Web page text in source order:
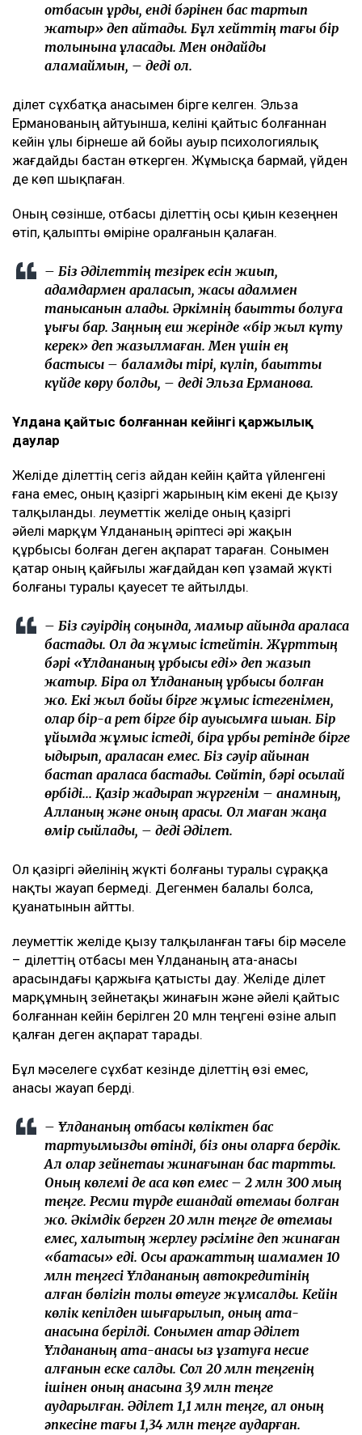
отбасын құрды, енді бәрінен бас тартып
жатыр» деп айтады. Бұл хейттің тағы бір
толқынына ұласады. Мен ондайды
қаламаймын, – деді ол.
Әділет сұхбатқа анасымен бірге келген. Эльза
Ерманованың айтуынша, келіні қайтыс болғаннан
кейін ұлы бірнеше ай бойы ауыр психологиялық
жағдайды бастан өткерген. Жұмысқа бармай, үйден
де көп шықпаған.
Оның сөзінше, отбасы Әділеттің осы қиын кезеңнен
өтіп, қалыпты өміріне оралғанын қалаған.
– Біз Әділеттің тезірек есін жиып,
адамдармен араласып, жақсы адаммен
танысқанын қаладық. Әркімнің бақытты болуға
құқығы бар. Заңның еш жерінде «бір жыл күту
керек» деп жазылмаған. Мен үшін ең
бастысы – баламды тірі, күліп, бақытты
күйде көру болды, – деді Эльза Ерманова.
Ұлдана қайтыс болғаннан кейінгі қаржылық
даулар
Желіде Әділеттің сегіз айдан кейін қайта үйленгені
ғана емес, оның қазіргі жарының кім екені де қызу
талқыланды. Әлеуметтік желіде оның қазіргі
әйелі марқұм Ұлдананың әріптесі әрі жақын
құрбысы болған деген ақпарат тараған. Сонымен
қатар оның қайғылы жағдайдан көп ұзамай жүкті
болғаны туралы қауесет те айтылды.
– Біз сәуірдің соңында, мамыр айында араласа
бастадық. Ол да жұмыс істейтін. Жұрттың
бәрі «Ұлдананың құрбысы еді» деп жазып
жатыр. Бірақ ол Ұлдананың құрбысы болған
жоқ. Екі жыл бойы бірге жұмыс істегенімен,
олар бір-ақ рет бірге бір ауысымға шыққан. Бір
ұйымда жұмыс істеді, бірақ құрбы ретінде бірге
қыдырып, араласқан емес. Біз сәуір айынан
бастап араласа бастадық. Сөйтіп, бәрі осылай
өрбіді... Қазір жадырап жүргенім – анамның,
Алланың және оның арқасы. Ол маған жаңа
өмір сыйлады, – деді Әділет.
Ол қазіргі әйелінің жүкті болғаны туралы сұраққа
нақты жауап бермеді. Дегенмен балалы болса,
қуанатынын айтты.
Әлеуметтік желіде қызу талқыланған тағы бір мәселе
– Әділеттің отбасы мен Ұлдананың ата-анасы
арасындағы қаржыға қатысты дау. Желіде Әділет
марқұмның зейнетақы жинағын және әйелі қайтыс
болғаннан кейін берілген 20 млн теңгені өзіне алып
қалған деген ақпарат тарады.
Бұл мәселеге сұхбат кезінде Әділеттің өзі емес,
анасы жауап берді.
– Ұлдананың отбасы көліктен бас
тартуымызды өтінді, біз оны оларға бердік.
Ал олар зейнетақы жинағынан бас тартты.
Оның көлемі де аса көп емес – 2 млн 300 мың
теңге. Ресми түрде ешқандай өтемақы болған
жоқ. Әкімдік берген 20 млн теңге де өтемақы
емес, халықтың жерлеу рәсіміне деп жинаған
«батасы» еді. Осы қаражаттың шамамен 10
млн теңгесі Ұлдананың автокредитінің
қалған бөлігін толық өтеуге жұмсалды. Кейін
көлік кепілден шығарылып, оның ата-
анасына берілді. Сонымен қатар Әділет
Ұлдананың ата-анасы қыз ұзатуға несие
алғанын еске салды. Сол 20 млн теңгенің
ішінен оның анасына 3,9 млн теңге
аударылған. Әділет 1,1 млн теңге, ал оның
әпкесіне тағы 1,34 млн теңге аударған.